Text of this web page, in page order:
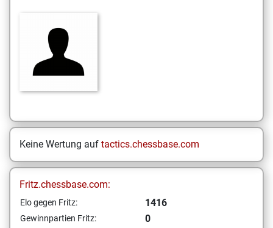
Keine Wertung auf tactics.chessbase.com
Fritz.chessbase.com:
Elo gegen Fritz: 1416
Gewinnpartien Fritz: 0